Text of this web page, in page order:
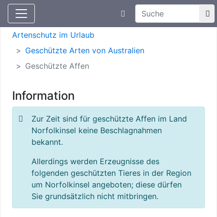
Aktuelle Meldungen
Suchtexteingabe
Artenschutz
Artenschutz im Urlaub
Geschützte Arten von Australien
Geschützte Affen
Information
Zur Zeit sind für geschützte Affen im Land
Norfolkinsel keine Beschlagnahmen
bekannt.
Allerdings werden Erzeugnisse des
folgenden geschützten Tieres in der Region
um Norfolkinsel angeboten; diese dürfen
Sie grundsätzlich nicht mitbringen.